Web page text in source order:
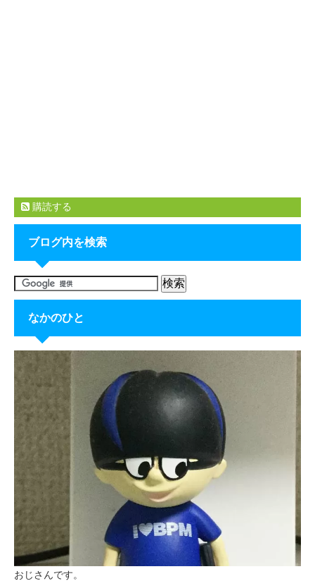
購読する
ブログ内を検索
なかのひと
おじさんです。